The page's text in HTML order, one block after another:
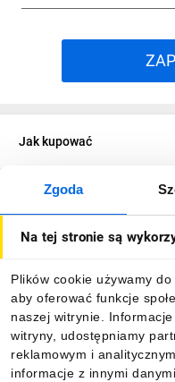
Zgoda
Na tej stronie są
Plików cookie używamy
aby oferować funkcje
naszej witrynie.
witryny, udostępniamy
reklamowym i
informacje z innymi
Jak kupować
O firmie
Informacje
Pobierz